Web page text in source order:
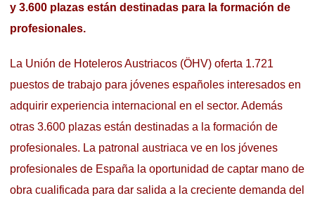
y 3.600 plazas están destinadas para la formación de
profesionales.
La Unión de Hoteleros Austriacos (ÖHV) oferta 1.721
puestos de trabajo para jóvenes españoles interesados en
adquirir experiencia internacional en el sector. Además
otras 3.600 plazas están destinadas a la formación de
profesionales. La patronal austriaca ve en los jóvenes
profesionales de España la oportunidad de captar mano de
obra cualificada para dar salida a la creciente demanda del